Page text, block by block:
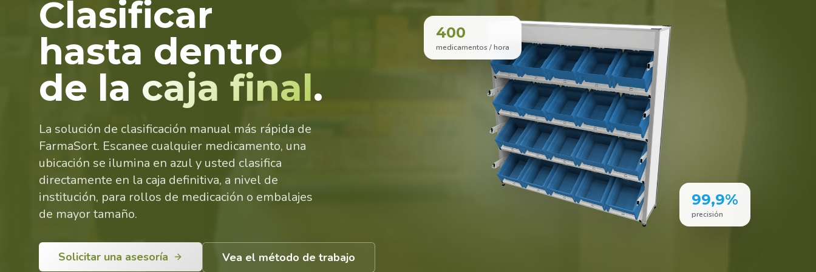
Clasificar
hasta dentro
de la caja final.
La solución de clasificación manual más rápida de
FarmaSort. Escanee cualquier medicamento, una
ubicación se ilumina en azul y usted clasifica
directamente en la caja definitiva, a nivel de
institución, para rollos de medicación o embalajes
de mayor tamaño.
Solicitar una asesoría Vea el método de trabajo
400
medicamentos / hora
99,9%
precisión